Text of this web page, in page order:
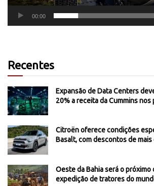
00:00
Recentes
Expansão de Data Centers
20% a receita da Cummins
Citroën oferece condições
Basalt, com descontos de mais
Oeste da Bahia será o próximo
expedição de tratores do